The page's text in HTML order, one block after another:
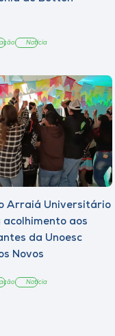
Notícia
Arraiá Universitário
acolhimento aos
da Unoesc
Novos
Notícia